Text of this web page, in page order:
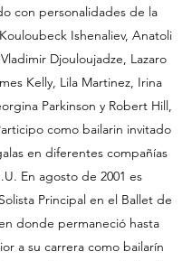
con personalidades de la
Ishenaliev, Anatoli
Djouloujadze, Lazaro
Kelly, Lila Martinez, Irina
Parkinson y Robert Hill,
como bailarin invitado
en diferentes compañías
En agosto de 2001 es
Principal en el Ballet de
donde permaneció hasta
a su carrera como bailarín